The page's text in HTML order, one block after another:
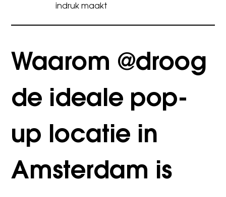
indruk maakt
Waarom @droog
de ideale pop-
up locatie in
Amsterdam is